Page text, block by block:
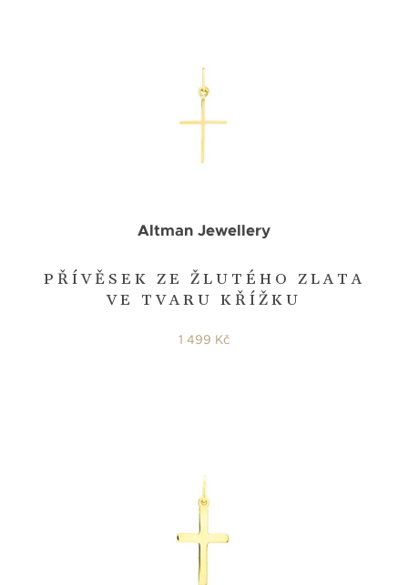
PŘÍVĚSEK ZE ŽLUTÉHO ZLATA
VE TVARU KŘÍŽKU
Altman Jewellery
1 499 Kč